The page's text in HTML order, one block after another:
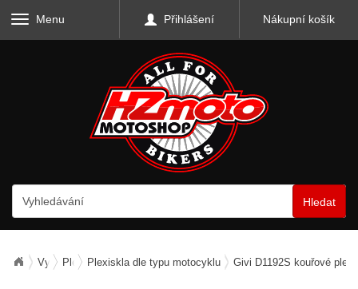
Menu Přihlášení Nákupní košík
Hledat
Vybavení motocyklu
Plexiskla a deflektory
Plexiskla dle typu motocyklu Givi D1192S kouřové